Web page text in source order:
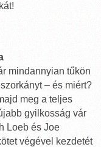
mindannyian tűkön
– és miért?
meg a teljes
gyilkosság vár
Loeb és Joe
végével kezdetét